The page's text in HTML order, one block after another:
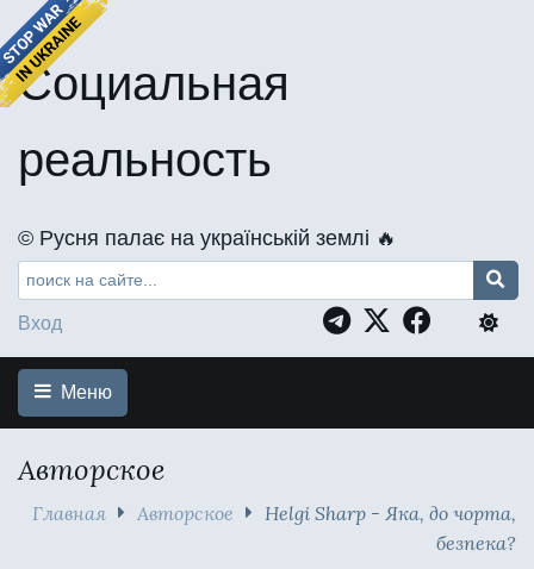
Социальная
реальность
©️ Русня палає на українській землі 🔥
Вход
Меню
Авторское
Главная Авторское
Helgi Sharp - Яка, до чорта,
безпека?